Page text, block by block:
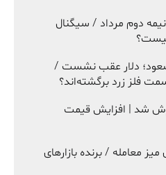
دوم مرداد / سیگنال
دلار عقب نشست /
فلز زرد برگشته‌اند؟
شد | افزایش قیمت
معامله / برنده بازارهای